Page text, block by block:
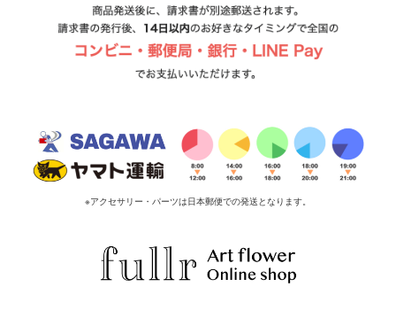
※アクセサリー・パーツは日本郵便での発送となります。